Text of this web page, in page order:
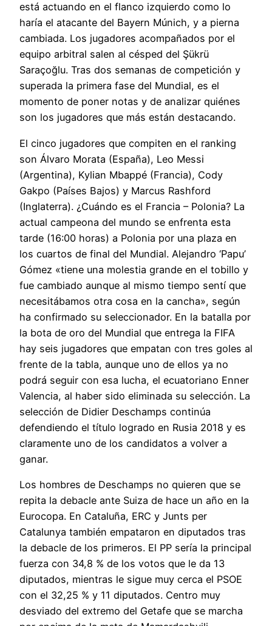
está actuando en el flanco izquierdo como lo
haría el atacante del Bayern Múnich, y a pierna
cambiada. Los jugadores acompañados por el
equipo arbitral salen al césped del Şükrü
Saraçoğlu. Tras dos semanas de competición y
superada la primera fase del Mundial, es el
momento de poner notas y de analizar quiénes
son los jugadores que más están destacando.
El cinco jugadores que compiten en el ranking
son Álvaro Morata (España), Leo Messi
(Argentina), Kylian Mbappé (Francia), Cody
Gakpo (Países Bajos) y Marcus Rashford
(Inglaterra). ¿Cuándo es el Francia – Polonia? La
actual campeona del mundo se enfrenta esta
tarde (16:00 horas) a Polonia por una plaza en
los cuartos de final del Mundial. Alejandro ‘Papu’
Gómez «tiene una molestia grande en el tobillo y
fue cambiado aunque al mismo tiempo sentí que
necesitábamos otra cosa en la cancha», según
ha confirmado su seleccionador. En la batalla por
la bota de oro del Mundial que entrega la FIFA
hay seis jugadores que empatan con tres goles al
frente de la tabla, aunque uno de ellos ya no
podrá seguir con esa lucha, el ecuatoriano Enner
Valencia, al haber sido eliminada su selección. La
selección de Didier Deschamps continúa
defendiendo el título logrado en Rusia 2018 y es
claramente uno de los candidatos a volver a
ganar.
Los hombres de Deschamps no quieren que se
repita la debacle ante Suiza de hace un año en la
Eurocopa. En Cataluña, ERC y Junts per
Catalunya también empataron en diputados tras
la debacle de los primeros. El PP sería la principal
fuerza con 34,8 % de los votos que le da 13
diputados, mientras le sigue muy cerca el PSOE
con el 32,25 % y 11 diputados. Centro muy
desviado del extremo del Getafe que se marcha